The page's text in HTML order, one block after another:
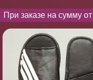
При заказе на сумму